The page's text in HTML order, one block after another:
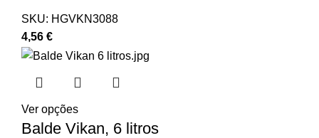
SKU: HGVKN3088
4,56 €
Ver opções
Balde Vikan, 6 litros